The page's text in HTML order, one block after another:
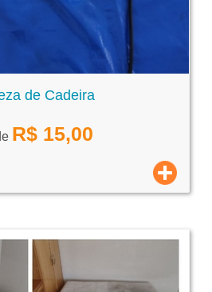
de Cadeira
R$ 15,00